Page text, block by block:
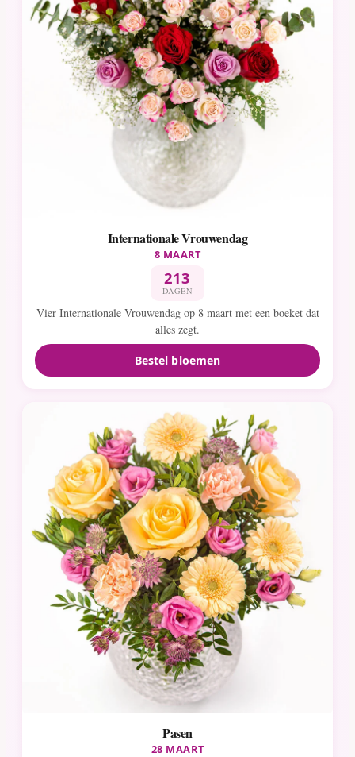
Internationale Vrouwendag
8 MAART
213
DAGEN
Vier Internationale Vrouwendag op 8 maart met een boeket dat
alles zegt.
Bestel bloemen
Pasen
28 MAART